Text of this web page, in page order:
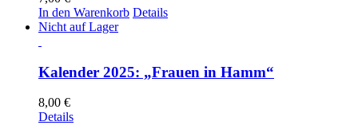
In den Warenkorb Details
Nicht auf Lager
Kalender 2025: „Frauen in Hamm“
8,00 €
Details